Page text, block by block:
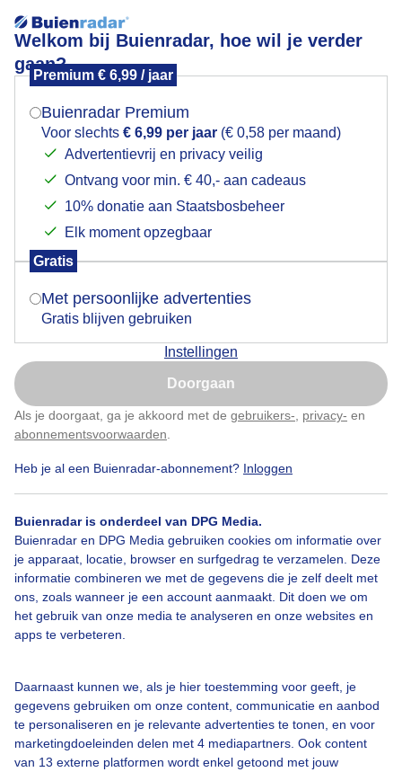
Welkom bij Buienradar, hoe wil je verder
gaan?
Premium € 6,99 / jaar
Buienradar Premium
Voor slechts € 6,99 per jaar (€ 0,58 per maand)
Advertentievrij en privacy veilig
Ontvang voor min. € 40,- aan cadeaus
10% donatie aan Staatsbosbeheer
Elk moment opzegbaar
Gratis
Met persoonlijke advertenties
Gratis blijven gebruiken
Instellingen
Doorgaan
Als je doorgaat, ga je akkoord met de gebruikers- privacy- en
abonnementsvoorwaarden
Heb je al een Buienradar-abonnement? Inloggen
Buienradar is onderdeel van DPG Media.
Buienradar en DPG Media gebruiken cookies om informatie over
je apparaat, locatie, browser en surfgedrag te verzamelen. Deze
informatie combineren we met de gegevens die je zelf deelt met
ons, zoals wanneer je een account aanmaakt. Dit doen we om
het gebruik van onze media te analyseren en onze websites en
apps te verbeteren.
Daarnaast kunnen we, als je hier toestemming voor geeft, je
gegevens gebruiken om onze content, communicatie en aanbod
te personaliseren en je relevante advertenties te tonen, en voor
marketingdoeleinden delen met 4 mediapartners. Ook content
van 13 externe platformen wordt enkel getoond met jouw
weerfoto
Door: Adriaan willigen de
Bekijk slideshow
Mogen we je locatie gebruiken voor het
Indien je hier nog geen akkoord op hebt gegeven,
verschijnt er zo een pop-up uit je browser waarin
Is goed, toon de popup
Nu niet, misschien later
Klik hierom dit aan te passen